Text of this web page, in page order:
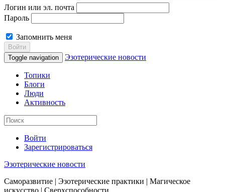
Логин или эл. почта
Пароль
Запомнить меня
Войти
Toggle navigation
Эзотерические новости
Топики
Блоги
Люди
Активность
Войти
Зарегистрироваться
Эзотерические новости
Саморазвитие | Эзотерические практики | Магическое